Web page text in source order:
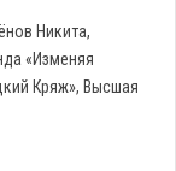
Никита,
«Изменяя
Кряж», Высшая